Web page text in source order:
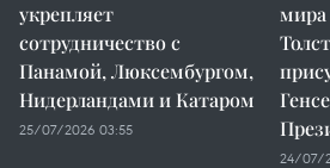
укрепляет
сотрудничество с
Панамой, Люксембургом,
Нидерландами и Катаром
25/07/2026 03:55
24/07/